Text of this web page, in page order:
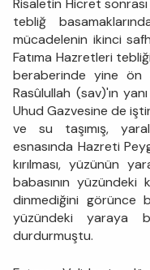
Risaletin Hicret
tebliğ
mücadelenin ikinci
Fatıma Hazretleri
beraberinde yine ön
Rasûlullah (sav)'ın
Uhud Gazvesine de
ve su taşımış,
esnasında Hazreti
kırılması, yüzünün
babasının yüzündeki
dinmediğini görünce
yüzündeki yaraya
durdurmuştu.